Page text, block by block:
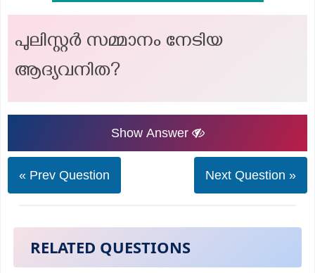
പുലിസ്റ്റർ സമ്മാനം നേടിയ
ആദ്യവനിത?
Show Answer
« Prev Question Next Question »
RELATED QUESTIONS